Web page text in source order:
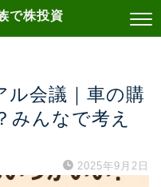
で株投資
ル会議｜車の購
みんなで考え
2025年9月2日